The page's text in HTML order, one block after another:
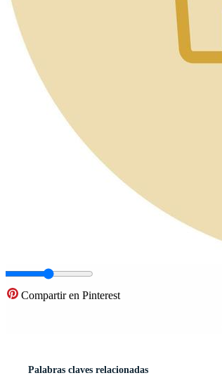
Compartir en Pinterest
Palabras claves relacionadas